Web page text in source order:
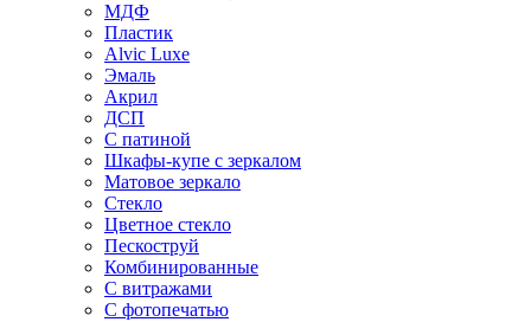
МДФ
Пластик
Alvic Luxe
Эмаль
Акрил
ДСП
С патиной
Шкафы-купе с зеркалом
Матовое зеркало
Стекло
Цветное стекло
Пескоструй
Комбинированные
С витражами
С фотопечатью